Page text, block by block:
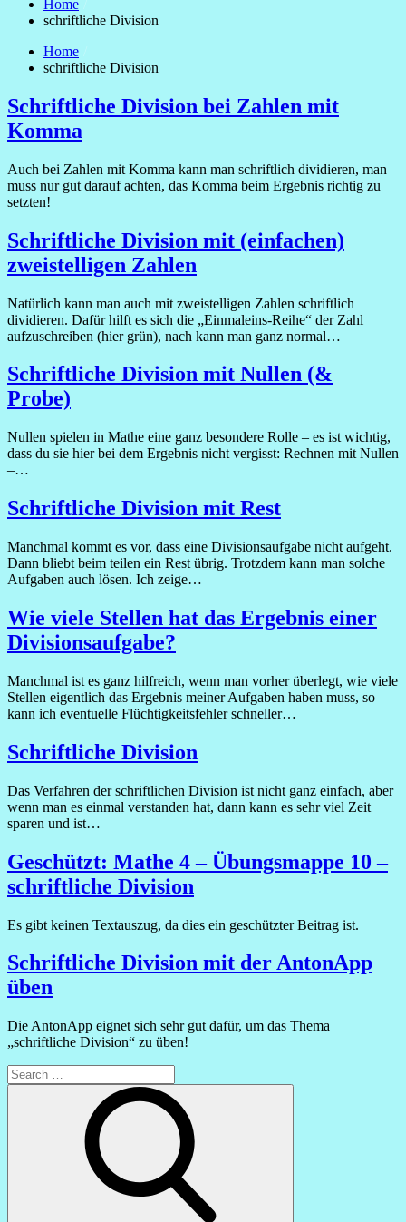
Home
schriftliche Division
Home
schriftliche Division
Schriftliche Division bei Zahlen mit
Komma
Auch bei Zahlen mit Komma kann man schriftlich dividieren, man
muss nur gut darauf achten, das Komma beim Ergebnis richtig zu
setzten!
Schriftliche Division mit (einfachen)
zweistelligen Zahlen
Natürlich kann man auch mit zweistelligen Zahlen schriftlich
dividieren. Dafür hilft es sich die „Einmaleins-Reihe“ der Zahl
aufzuschreiben (hier grün), nach kann man ganz normal…
Schriftliche Division mit Nullen (&
Probe)
Nullen spielen in Mathe eine ganz besondere Rolle – es ist wichtig,
dass du sie hier bei dem Ergebnis nicht vergisst: Rechnen mit Nullen
–…
Schriftliche Division mit Rest
Manchmal kommt es vor, dass eine Divisionsaufgabe nicht aufgeht.
Dann bliebt beim teilen ein Rest übrig. Trotzdem kann man solche
Aufgaben auch lösen. Ich zeige…
Wie viele Stellen hat das Ergebnis einer
Divisionsaufgabe?
Manchmal ist es ganz hilfreich, wenn man vorher überlegt, wie viele
Stellen eigentlich das Ergebnis meiner Aufgaben haben muss, so
kann ich eventuelle Flüchtigkeitsfehler schneller…
Schriftliche Division
Das Verfahren der schriftlichen Division ist nicht ganz einfach, aber
wenn man es einmal verstanden hat, dann kann es sehr viel Zeit
sparen und ist…
Geschützt: Mathe 4 – Übungsmappe 10 –
schriftliche Division
Es gibt keinen Textauszug, da dies ein geschützter Beitrag ist.
Schriftliche Division mit der AntonApp
üben
Die AntonApp eignet sich sehr gut dafür, um das Thema
„schriftliche Division“ zu üben!
Search
for: